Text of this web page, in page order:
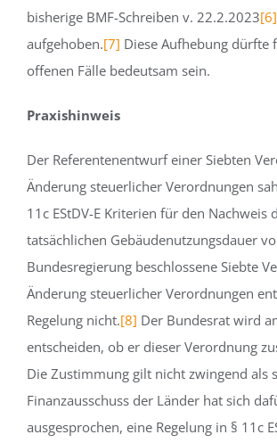
bisherige BMF-Schreiben v. 22.2.2023[6]
aufgehoben.[7] Diese Aufhebung dürfte
offenen Fälle bedeutsam sein.
Praxishinweis
Der Referentenentwurf einer Siebten
Änderung steuerlicher Verordnungen
11c EStDV-E Kriterien für den Nachweis
tatsächlichen Gebäudenutzungsdauer
Bundesregierung beschlossene Siebte
Änderung steuerlicher Verordnungen
Regelung nicht.[8] Der Bundesrat wird
entscheiden, ob er dieser Verordnung
Die Zustimmung gilt nicht zwingend als
Finanzausschuss der Länder hat sich
ausgesprochen, eine Regelung in § 11c